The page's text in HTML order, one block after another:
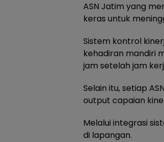
ASN Jatim yang
keras untuk
Sistem kontrol
kehadiran mandiri
jam setelah jam
Selain itu, setiap
output capaian
Melalui integrasi
di lapangan.